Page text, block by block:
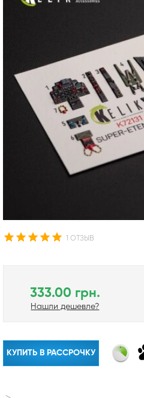
1 ОТЗЫВ
333.00 грн.
Нашли дешевле?
КУПИТЬ В РАССРОЧКУ